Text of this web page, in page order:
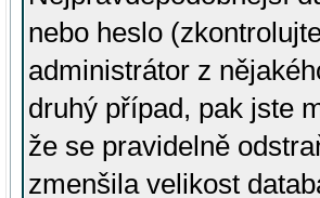
nebo heslo
administrátor z
druhý případ, pak jste
že se pravidelně
zmenšila velikost